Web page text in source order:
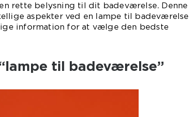
rette belysning til dit badeværelse. Denne
aspekter ved en lampe til badeværelse
information for at vælge den bedste
til badeværelse”